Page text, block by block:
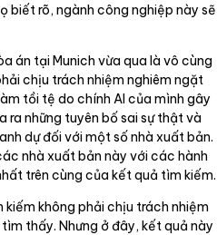
biết rõ, ngành công nghiệp này sẽ
án tại Munich vừa qua là vô cùng
chịu trách nhiệm nghiêm ngặt
tồi tệ do chính AI của mình gây
ra những tuyên bố sai sự thật và
dự đối với một số nhà xuất bản.
nhà xuất bản này với các hành
trên cùng của kết quả tìm kiếm.
không phải chịu trách nhiệm
thấy. Nhưng ở đây, kết quả này